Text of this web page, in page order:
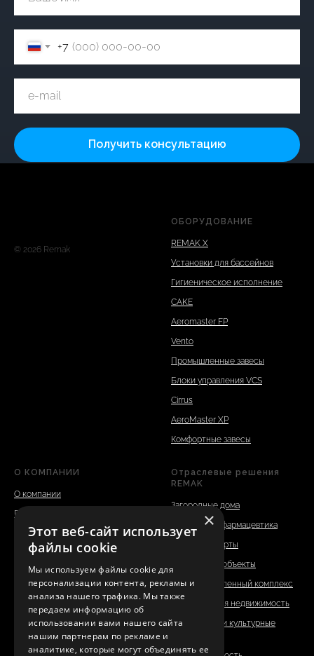
+7
Получить консультацию
© 2026 Remak
ОБОРУДОВАНИЕ
REMAK X
Установки для бассейнов
Гигиеническое исполнение
CAKE
Aeromaster FP
Vento
Промышленные завесы
Блоки управления VCS
Cirrus
AeroMaster XP
Комфортные завесы
О КОМПАНИИ
О компании
Преимущества
Референции
Отзывы
Новости
Реквизиты
Адрес склада
Отраслевые решения
REMAK
Загородные дома
Медицина и фармацевтика
Отели и курорты
Спортивные объекты
Агропромышленный комплекс
Коммерческая недвижимость
Социальные и культурные
×
Этот веб-сайт использует
файлы cookie
Мы используем файлы cookie для
персонализации контента, рекламы и
анализа нашего трафика. Мы также
передаем информацию об
использовании вами нашего сайта
нашим партнерам по рекламе и
аналитике, которые могут объединять ее